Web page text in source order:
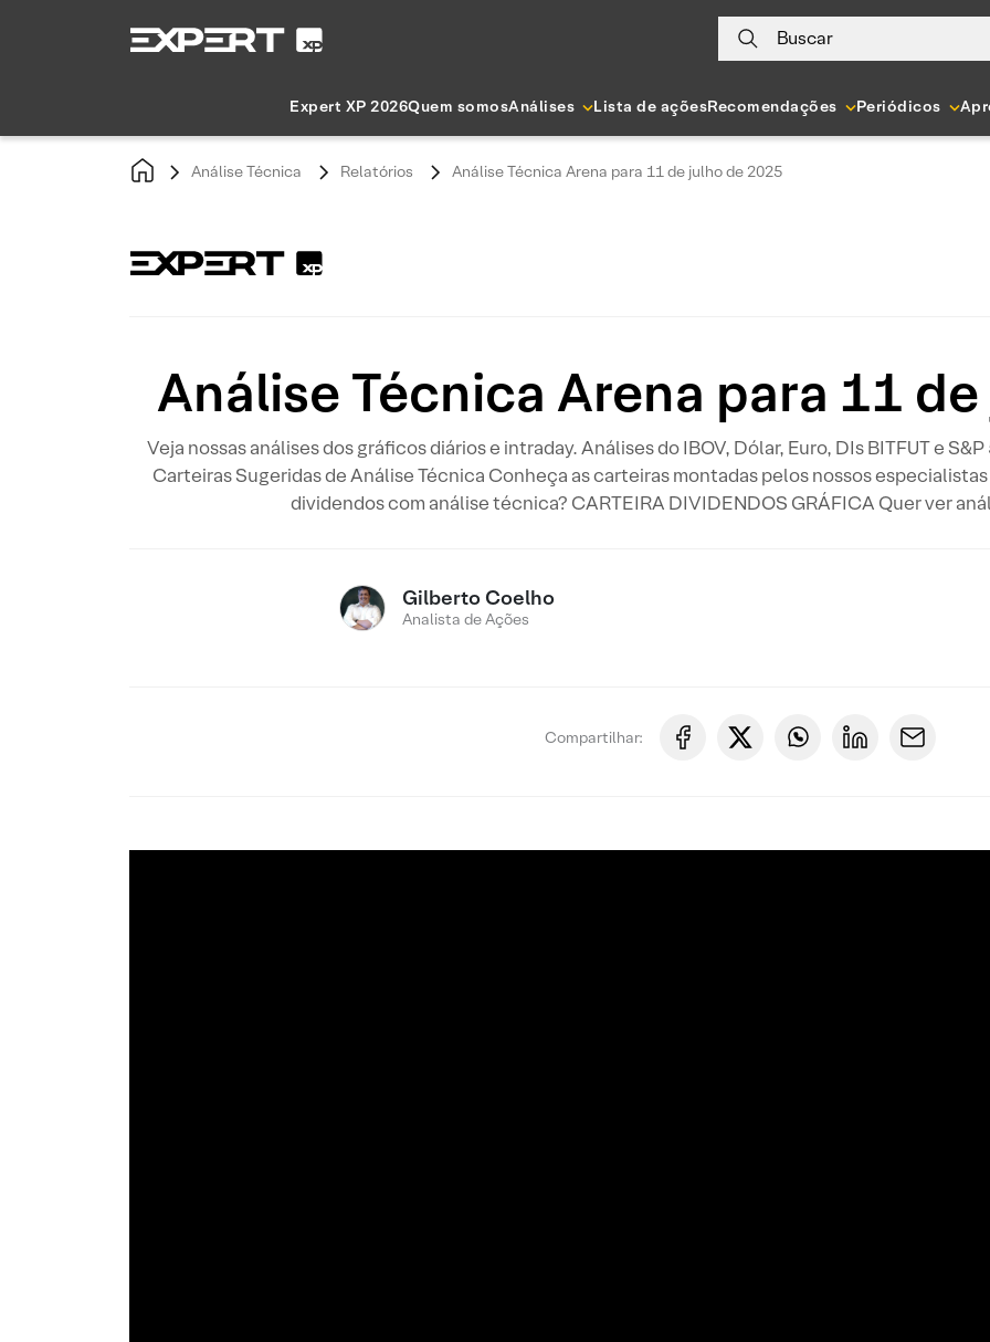
Buscar
Expert XP 2026Quem somosAnálises Lista de açõesRecomendações Periódicos
Análise Técnica Relatórios Análise Técnica Arena para 11 de julho de 2025
Análise Técnica Arena para 11
Veja nossas análises dos gráficos diários e intraday. Análises do IBOV, Dólar, Euro, DIs BITFUT e
Carteiras Sugeridas de Análise Técnica Conheça as carteiras montadas pelos nossos
dividendos com análise técnica? CARTEIRA DIVIDENDOS GRÁFICA Quer ver
Gilberto Coelho
Analista de Ações
Compartilhar: